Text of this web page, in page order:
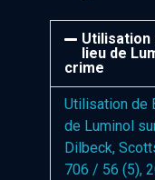
Utilisation
lieu de
crime
Utilisation de
de Luminol
Dilbeck,
706 / 56 (5),